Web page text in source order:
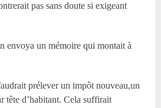
pas sans doute si exigeant
envoya un mémoire qui montait à
prélever un impôt nouveau,un
tête d’habitant. Cela suffirait